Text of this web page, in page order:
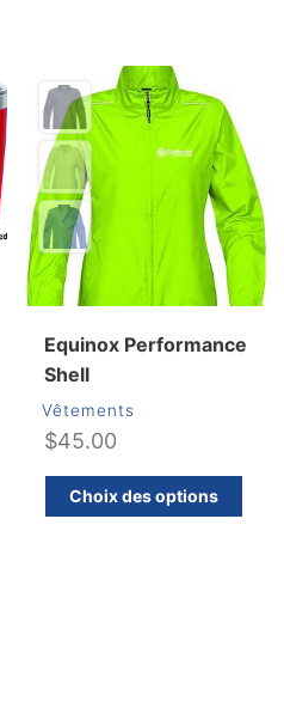
options
peuvent
être
choisies
sur
page
produit
la
du
Equinox Performance
Shell
Vêtements
$45.00
Choix des options